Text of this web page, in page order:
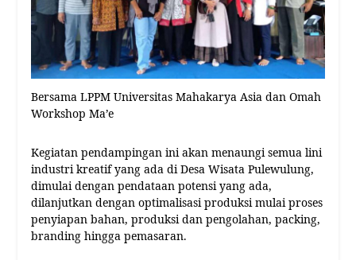
Bersama LPPM Universitas Mahakarya Asia dan Omah
Workshop Ma’e
Kegiatan pendampingan ini akan menaungi semua lini
industri kreatif yang ada di Desa Wisata Pulewulung,
dimulai dengan pendataan potensi yang ada,
dilanjutkan dengan optimalisasi produksi mulai proses
penyiapan bahan, produksi dan pengolahan, packing,
branding hingga pemasaran.